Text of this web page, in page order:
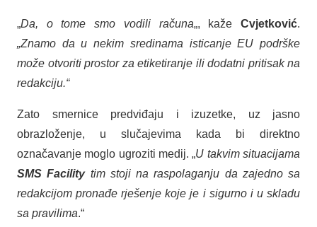
„Da, o tome smo vodili računa„, kažeCvjetković.
„Znamo da u nekim sredinama isticanje EU podrške
može otvoriti prostor za etiketiranje ili dodatni pritisak na
redakciju.“
Zato smernice predviđaju i izuzetke, uz jasno
obrazloženje, u slučajevima kada bi direktno
označavanje moglo ugroziti medij. „U takvim situacijama
SMS Facilitytim stoji na raspolaganju da zajedno sa
redakcijom pronađe rješenje koje je i sigurno i u skladu
sa pravilima.“